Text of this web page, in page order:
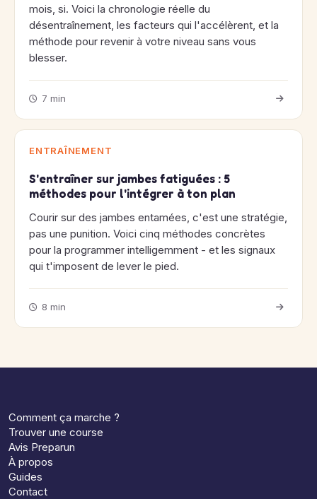
mois, si. Voici la chronologie réelle du
désentraînement, les facteurs qui l'accélèrent, et la
méthode pour revenir à votre niveau sans vous
blesser.
7 min
ENTRAÎNEMENT
S'entraîner sur jambes fatiguées : 5
méthodes pour l'intégrer à ton plan
Courir sur des jambes entamées, c'est une stratégie,
pas une punition. Voici cinq méthodes concrètes
pour la programmer intelligemment - et les signaux
qui t'imposent de lever le pied.
8 min
Comment ça marche ?
Trouver une course
Avis Preparun
À propos
Guides
Contact